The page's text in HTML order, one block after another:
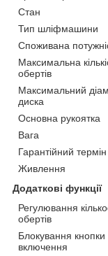
Стан
Тип шліфмашини
Споживана
Максимальна
обертів
Максимальний
диска
Основна рукоятка
Вага
Гарантійний термін
Живлення
Додаткові функції
Регулювання
обертів
Блокування кнопки
включення